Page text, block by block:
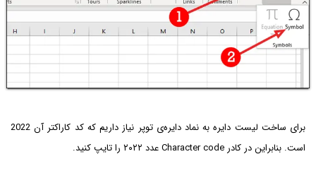
برای ساخت لیست دایره به نماد دایره‌ی توپر نیاز داریم که کد کاراکتر آن 2022
است. بنابراین در کادر Character code عدد ۲۰۲۲ را تایپ کنید.